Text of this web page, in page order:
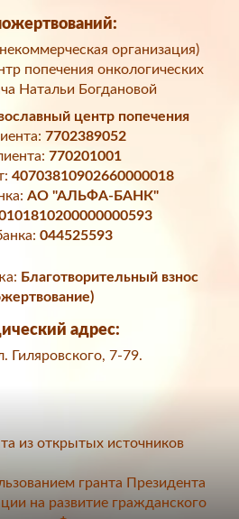
организация)
попечения онкологических
Натальи Богдановой
центр попечения
7702389052
770201001
40703810902660000018
АО "АЛЬФА-БАНК"
044525593
Благотворительный взнос
адрес:
Гиляровского, 7-79.
из открытых источников
гранта Президента
на развитие гражданского